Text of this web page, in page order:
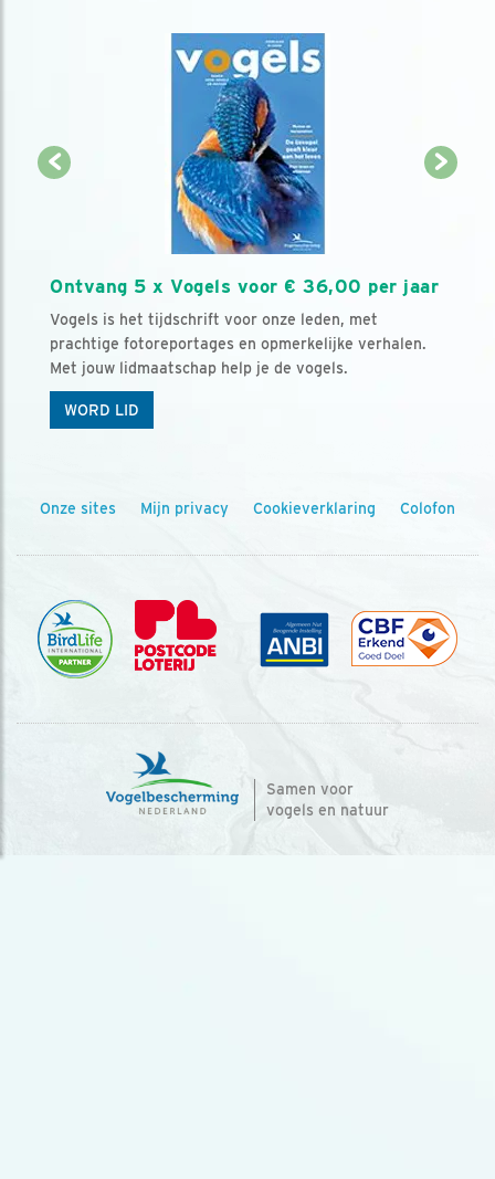
Ontvang 5 x Vogels voor € 36,00 per jaar
Vogels is het tijdschrift voor onze leden, met
prachtige fotoreportages en opmerkelijke verhalen.
Met jouw lidmaatschap help je de vogels.
WORD LID
Onze sites Mijn privacy Cookieverklaring Colofon
Samen voor
vogels en natuur